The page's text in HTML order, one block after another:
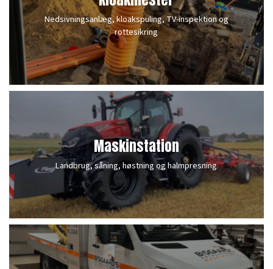
Nedsivningsanlæg, kloakspuling, TV-inspektion og
rottesikring
Maskinstation
Landbrug, såning, høstning og halmpresning